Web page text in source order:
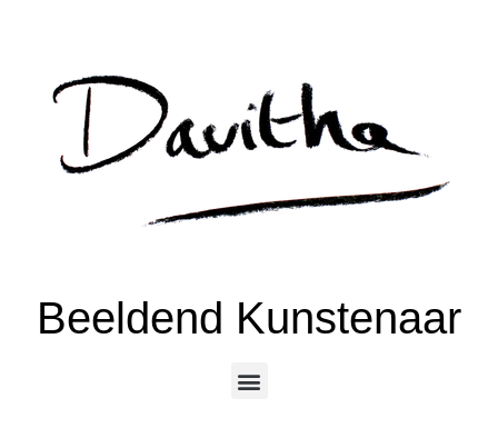
Beeldend Kunstenaar